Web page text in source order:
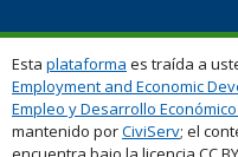
Esta plataforma es traída a
Employment and Economic
Empleo y Desarrollo
mantenido porCiviServ; el